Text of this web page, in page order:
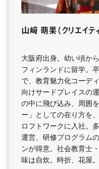
山﨑 萌果（クリエイテ
大阪府出身。幼い頃か
フィンランドに留学。
で、教育魅力化コーデ
向けサードプレイスの
の中に飛び込み、周囲
ー」としての在り方を
ロフトワークに入社。
運営、研修プログラム
ンが得意。社会教育士
味は自炊。時折、花屋。